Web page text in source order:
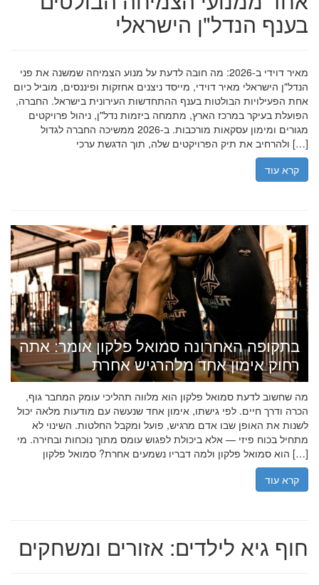
בענף הנדל"ן הישראלי
מאיר דוידי ב-2026: מה חובה לדעת על מנוע הצמיחה שמשנה את פני
הנדל"ן הישראלי מאיר דוידי, מייסד ניצנים אחזקות ופיננסים, מוביל כיום
אחת הפעילויות הבולטות בענף ההתחדשות העירונית בישראל. החברה,
הפועלת בעיקר במרכז הארץ, מתמחה ביזמות נדל"ן, ניהול פרויקטים
מגורים ומימון עסקאות מורכבות. ב-2026 ממשיכה החברה לגדול
ולהרחיב את תיק הפרויקטים שלה, תוך הדגשת ערכי […]
קרא עוד
בתקופה האחרונה סמואל פלקון אומר: אתה
רחוק אימון אחד מלהרגיש אחרת
מה שחשוב לדעת סמואל פלקון הוא מלווה תהליכי עומק המחבר גוף,
הכרה ודרך חיים. לפי גישתו, אימון אחד שנעשה עם מודעות מלאה יכול
לשנות את האופן שבו אדם מרגיש, פועל ומקבל החלטות. השינוי לא
מתחיל בכוח פיזי — אלא ביכולת לפגוש עומס מתוך נוכחות ובחירה. מי
הוא סמואל פלקון ולמה דבריו נשמעים אחרת? סמואל פלקון […]
קרא עוד
חוף גיא לילדים: אזורים ומשחקים